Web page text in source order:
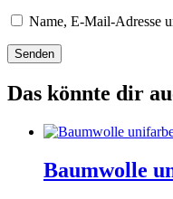
Name, E-Mail-Adresse
Das könnte dir
Baumwolle